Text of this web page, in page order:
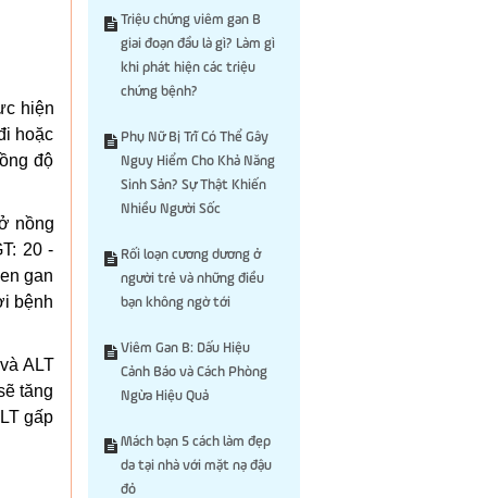
hiện
hoặc
độ
nồng
20 -
gan
bệnh
ALT
tăng
gấp
Triệu chứng viêm gan B
giai đoạn đầu là gì? Làm gì
khi phát hiện các triệu
chứng bệnh?
Phụ Nữ Bị Trĩ Có Thể Gây
Nguy Hiểm Cho Khả Năng
Sinh Sản? Sự Thật Khiến
Nhiều Người Sốc
Rối loạn cương dương ở
người trẻ và những điều
bạn không ngờ tới
Viêm Gan B: Dấu Hiệu
Cảnh Báo và Cách Phòng
Ngừa Hiệu Quả
Mách bạn 5 cách làm đẹp
da tại nhà với mặt nạ đậu
đỏ